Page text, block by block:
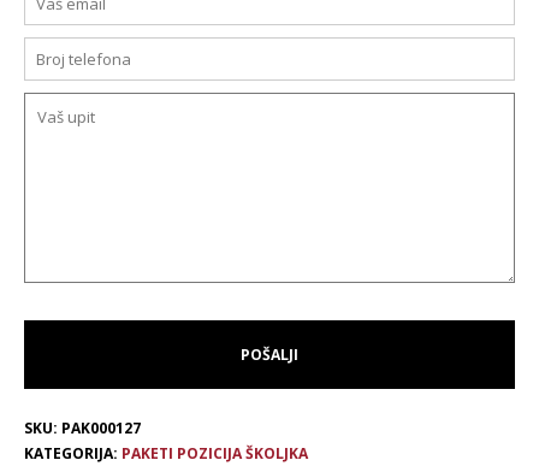
SKU: PAK000127
KATEGORIJA: PAKETI POZICIJA ŠKOLJKA